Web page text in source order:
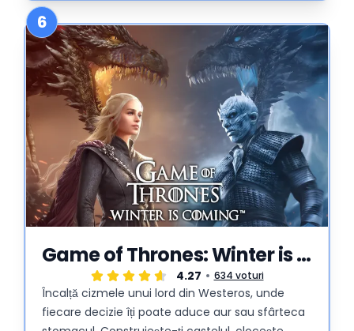
6
Game of Thrones: Winter is Coming
4.27 634 voturi
Încalță cizmele unui lord din Westeros, unde
fiecare decizie îți poate aduce aur sau sfârteca